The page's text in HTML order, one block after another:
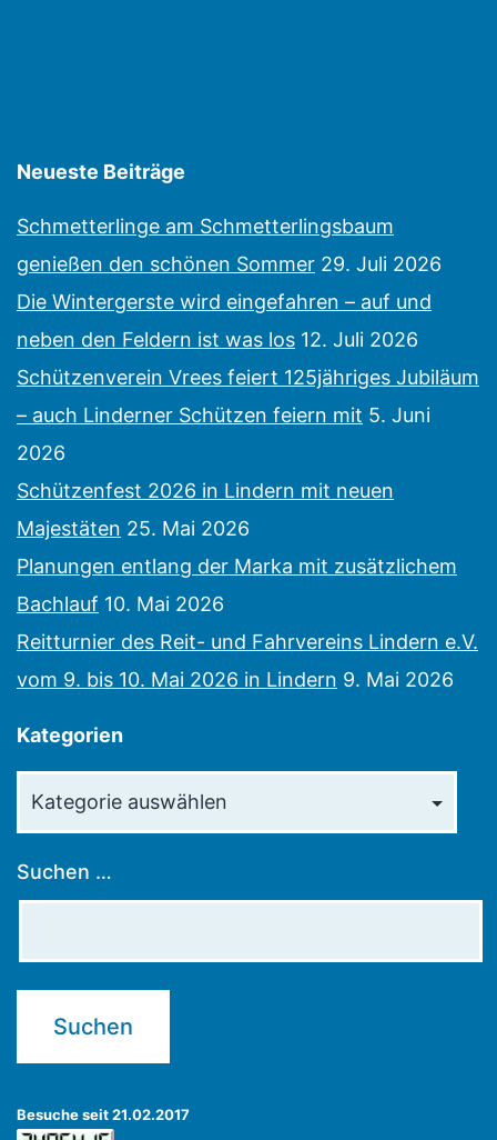
Neueste Beiträge
Schmetterlinge am Schmetterlingsbaum
genießen den schönen Sommer 29. Juli 2026
Die Wintergerste wird eingefahren – auf und
neben den Feldern ist was los 12. Juli 2026
Schützenverein Vrees feiert 125jähriges Jubiläum
– auch Linderner Schützen feiern mit 5. Juni
2026
Schützenfest 2026 in Lindern mit neuen
Majestäten 25. Mai 2026
Planungen entlang der Marka mit zusätzlichem
Bachlauf 10. Mai 2026
Reitturnier des Reit- und Fahrvereins Lindern e.V.
vom 9. bis 10. Mai 2026 in Lindern 9. Mai 2026
Kategorien
Suchen …
Besuche seit 21.02.2017